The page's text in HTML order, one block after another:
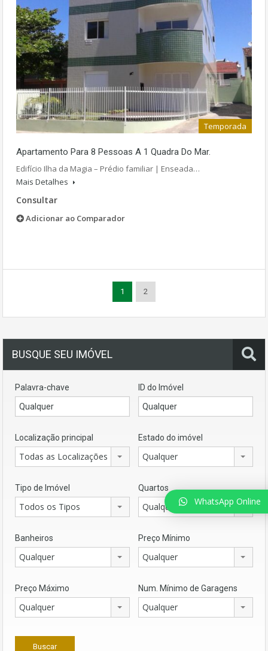
Temporada
Apartamento Para 8 Pessoas A 1 Quadra Do Mar.
Edifício Ilha da Magia – Prédio familiar | Enseada…
Mais Detalhes
Consultar
Adicionar ao Comparador
1 2
BUSQUE SEU IMÓVEL
Palavra-chave ID do Imóvel
Localização principal
Todas as Localizações
Estado do imóvel
Qualquer
Tipo de Imóvel
Todos os Tipos
Quartos
Qualquer
Banheiros
Qualquer
Preço Mínimo
Qualquer
Preço Máximo
Qualquer
Num. Mínimo de Garagens
Qualquer
WhatsApp Online